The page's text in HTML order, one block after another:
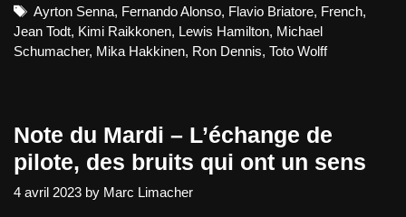
L’après
Tags
Ayrton Senna, Fernando Alonso, Flavio Briatore, French,
Jean Todt, Kimi Raikkonen, Lewis Hamilton, Michael
Schumacher, Mika Hakkinen, Ron Dennis, Toto Wolff
Note du Mardi – L’échange de
pilote, des bruits qui ont un sens
4 avril 2023 by Marc Limacher